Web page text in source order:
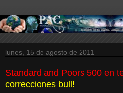
lunes, 15 de agosto de 2011
Standard and Poors 500 en
correcciones bull!